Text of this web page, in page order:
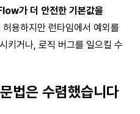
가 더 안전한 기본값을
용하지만 런타임에서 예외를
키거나, 로직 버그를 일으킬 수
은 수렴했습니다